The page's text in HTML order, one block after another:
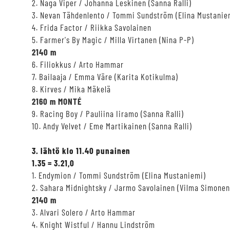
2. Naga Viper / Johanna Leskinen (Sanna Ralli)
3. Nevan Tähdenlento / Tommi Sundström (Elina
4. Frida Factor / Riikka Savolainen
5. Farmer's By Magic / Milla Virtanen (Nina P-P)
2140 m
6. Filiokkus / Arto Hammar
7. Bailaaja / Emma Väre (Karita Kotikulma)
8. Kirves / Mika Mäkelä
2160 m MONTÉ
9. Racing Boy / Pauliina Iiramo (Sanna Ralli)
10. Andy Velvet / Eme Martikainen (Sanna Ralli)
3. lähtö klo 11.40 punainen
1.35 = 3.21,0
1. Endymion / Tommi Sundström (Elina Mustaniemi)
2. Sahara Midnightsky / Jarmo Savolainen (Vilma
2140 m
3. Alvari Solero / Arto Hammar
4. Knight Wistful / Hannu Lindström